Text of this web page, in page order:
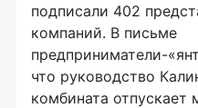
подписали 402
компаний. В письме
предприниматели-
что руководство
комбината отпускает